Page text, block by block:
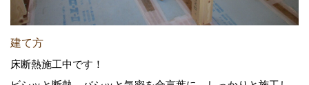
建て方
床断熱施工中です！